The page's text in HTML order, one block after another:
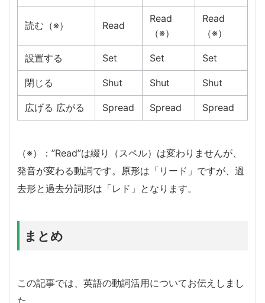
読む（※） Read
Read
（※）
Read
（※）
設置する Set Set Set
閉じる Shut Shut Shut
広げる 広がる Spread Spread Spread
（※）：”Read”は綴り（スペル）は変わりませんが、
発音が変わる動詞です。原形は「リード」ですが、過
去形と過去分詞形は「レド」となります。
まとめ
この記事では、英語の動詞活用についてお伝えしまし
た。